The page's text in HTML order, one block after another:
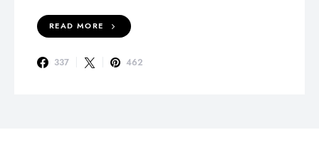
READ MORE
337 462